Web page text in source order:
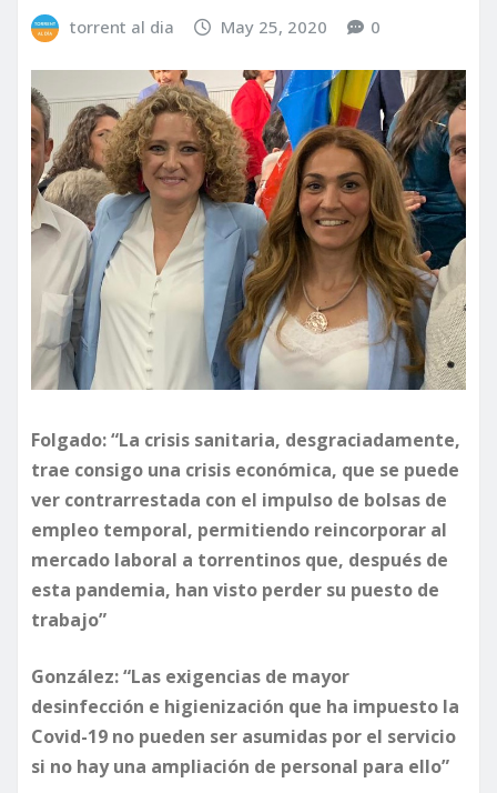
torrent al dia May 25, 2020 0
Folgado: “La crisis sanitaria, desgraciadamente,
trae consigo una crisis económica, que se puede
ver contrarrestada con el impulso de bolsas de
empleo temporal, permitiendo reincorporar al
mercado laboral a torrentinos que, después de
esta pandemia, han visto perder su puesto de
trabajo”
González: “Las exigencias de mayor
desinfección e higienización que ha impuesto la
Covid-19 no pueden ser asumidas por el servicio
si no hay una ampliación de personal para ello”